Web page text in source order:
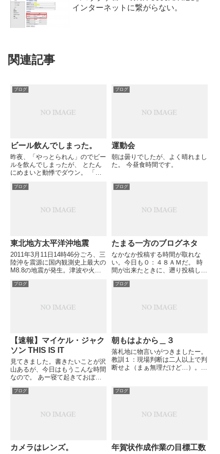
インターネットに繋がらない。
関連記事
ブログ
ビール飲んでしまった。
昨夜、「やっとられん」のでビー
ルを飲んでしまったが、 とたん
にめまいと動悸でダウン。 「Ｓ
いことになっている。 私
ブログ
運動会
朝は曇りでしたが、よく晴れまし
た。 今昼食時間です。
ブログ
東北地方太平洋沖地震
2011年3月11日14時46分ごろ、三
陸沖を震源に国内観測史上最大の
M8.8の地震が発生。津波や火災
方太平洋沖地震 - Yahoo!ニュー
ブログ
たまる一方のブログネタ
なかなか投稿する時間が取れな
い。今日も０：４８ＡＭだ。 時
間が出来たときに、遡り投稿した
【映画感想】マイケル・ジャクソ
と再会（緊張）...
ブログ
【速報】マイケル・ジャク
ソン THIS IS IT
見てきました。書きたいことが沢
山あるが、今日はもうこんな時間
なので。 あー寝て起きておぼえ
Jackson's This Is It - The Music
ブログ
朝もはよから＿３
落札地に物言いがつきましたー。
教訓１：現場判断は二人以上で判
断せよ（まぁ無理だけど…）。
写真でエビデンスに残し現場判断
ブログ
カメラはレンズ。
ブログ
年賀状作成作業の目標工数